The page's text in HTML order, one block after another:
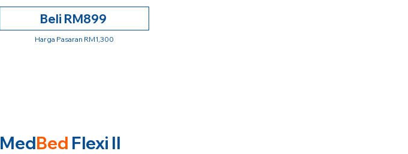
Beli RM899
Harga Pasaran RM1,300
MedBed Flexi II